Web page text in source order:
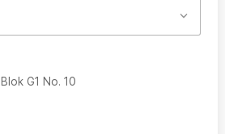
G1 No. 10